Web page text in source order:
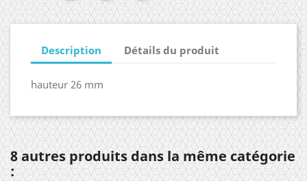
Description Détails du produit
hauteur 26 mm
8 autres produits dans la même catégorie
: